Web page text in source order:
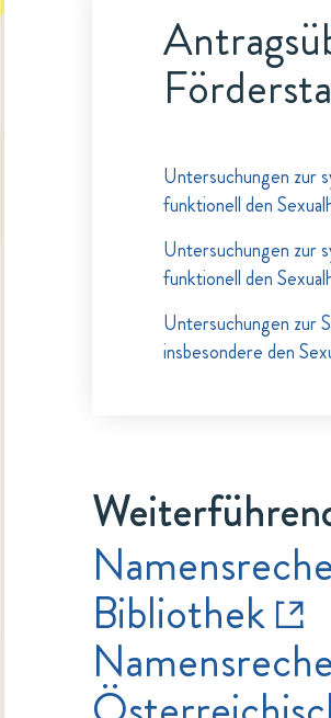
Untersuchungen zur
funktionell den
Untersuchungen zur
funktionell den
Untersuchungen zur
insbesondere den
Bibliothek